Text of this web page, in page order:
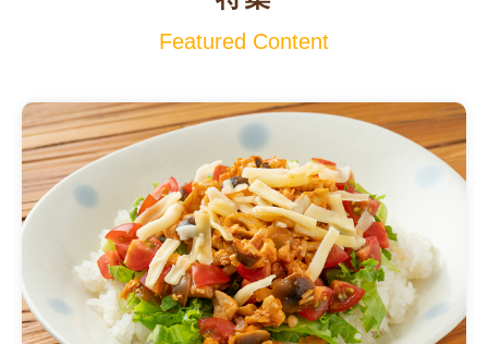
Featured Content